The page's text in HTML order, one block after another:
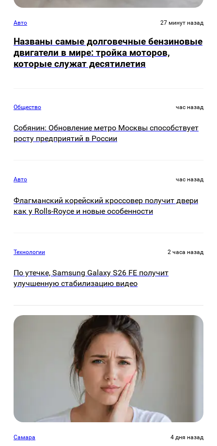
Авто 27 минут назад
Названы самые долговечные бензиновые
двигатели в мире: тройка моторов,
которые служат десятилетия
Общество час назад
Собянин: Обновление метро Москвы способствует
росту предприятий в России
Авто час назад
Флагманский корейский кроссовер получит двери
как у Rolls-Royce и новые особенности
Технологии 2 часа назад
По утечке, Samsung Galaxy S26 FE получит
улучшенную стабилизацию видео
Самара 4 дня назад